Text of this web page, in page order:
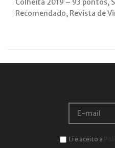
Colheita 2019 – 93 pontos,
Recomendado, Revista de
Li e aceito a